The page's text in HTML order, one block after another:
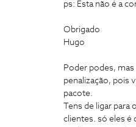
ps: Esta não é a
Obrigado
Hugo
Poder podes,
penalização, pois
pacote.
Tens de ligar
clientes. só eles é